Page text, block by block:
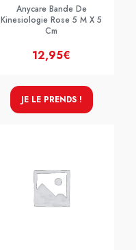
Anycare Bande De
Kinesiologie Rose 5 M X 5
Cm
12,95€
JE LE PRENDS !